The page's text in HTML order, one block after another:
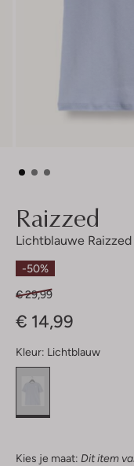
Raizzed
Lichtblauwe
-50%
€ 29,99
€ 14,99
Kleur: Lichtblauw
Kies je maat: Dit item